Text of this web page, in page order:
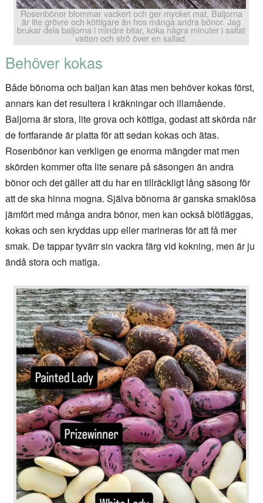
Rosenbönor blommar vackert och ger mycket mat. Baljorna
är lite grövre och köttigare än hos många andra bönor. Jag
brukar dela baljorna i mindre bitar, koka några minuter i saltat
vatten och strö över en sallad.
Behöver kokas
Både bönorna och baljan kan ätas men behöver kokas först,
annars kan det resultera i kräkningar och illamående.
Baljorna är stora, lite grova och köttiga, godast att skörda när
de fortfarande är platta för att sedan kokas och ätas.
Rosenbönor kan verkligen ge enorma mängder mat men
skörden kommer ofta lite senare på säsongen än andra
bönor och det gäller att du har en tillräckligt lång säsong för
att de ska hinna mogna. Själva bönorna är ganska smaklösa
jämfört med många andra bönor, men kan också blötläggas,
kokas och sen kryddas upp eller marineras för att få mer
smak. De tappar tyvärr sin vackra färg vid kokning, men är ju
ändå stora och matiga.